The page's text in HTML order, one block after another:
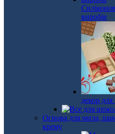
виробів
декор
Основа для мила,
крему